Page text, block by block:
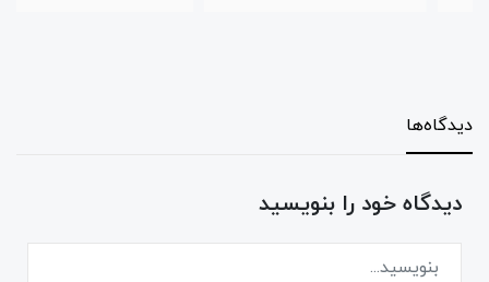
دیدگاه‌ها
دیدگاه خود را بنویسید